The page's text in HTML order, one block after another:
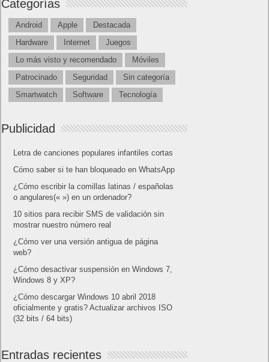
Categorías
Android Apple
Destacada
Hardware
Internet
Juegos
Lo más visto y recomendado
Móviles
Patrocinado
Seguridad
Sin categoría
Smartwatch
Software Tecnología
Publicidad
Letra de canciones populares infantiles cortas
Cómo saber si te han bloqueado en WhatsApp
¿Cómo escribir la comillas latinas / españolas
o angulares(« ») en un ordenador?
10 sitios para recibir SMS de validación sin
mostrar nuestro número real
¿Cómo ver una versión antigua de página
web?
¿Cómo desactivar suspensión en Windows 7,
Windows 8 y XP?
¿Cómo descargar Windows 10 abril 2018
oficialmente y gratis? Actualizar archivos ISO
(32 bits / 64 bits)
Entradas recientes